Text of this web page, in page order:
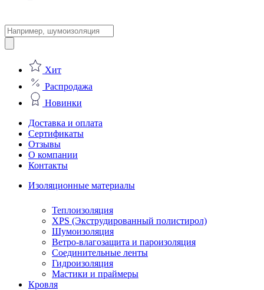
Поиск
товаров
Хит
Распродажа
Новинки
Доставка и оплата
Сертификаты
Отзывы
О компании
Контакты
Изоляционные материалы
Теплоизоляция
XPS (Экструдированный полистирол)
Шумоизоляция
Ветро-влагозащита и пароизоляция
Соединительные ленты
Гидроизоляция
Мастики и праймеры
Кровля